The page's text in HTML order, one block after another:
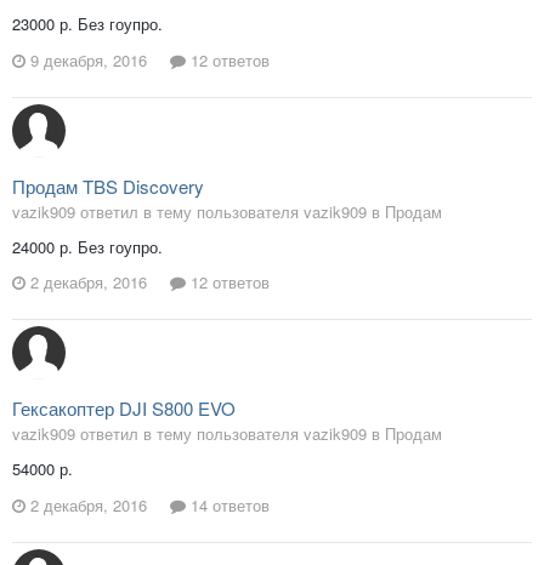
23000 р. Без гоупро.
9 декабря, 2016
12 ответов
Продам TBS Discovery
vazik909 ответил в тему пользователя vazik909 в Продам
24000 р. Без гоупро.
2 декабря, 2016
12 ответов
Гексакоптер DJI S800 EVO
vazik909 ответил в тему пользователя vazik909 в Продам
54000 р.
2 декабря, 2016
14 ответов